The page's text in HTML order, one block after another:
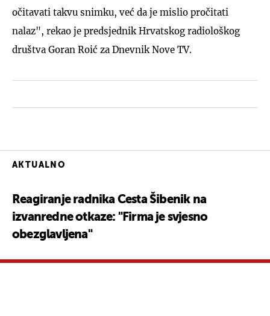
očitavati takvu snimku, već da je mislio pročitati
nalaz", rekao je predsjednik Hrvatskog radiološkog
društva Goran Roić za Dnevnik Nove TV.
AKTUALNO
Reagiranje radnika Cesta Šibenik na
izvanredne otkaze: "Firma je svjesno
obezglavljena"